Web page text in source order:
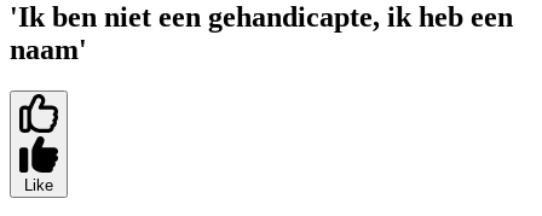
'Ik ben niet een gehandicapte, ik heb een
naam'
Like